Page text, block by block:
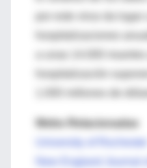
por este virus da lugar
hospitalización
Webs Relacionadas
New England Journal